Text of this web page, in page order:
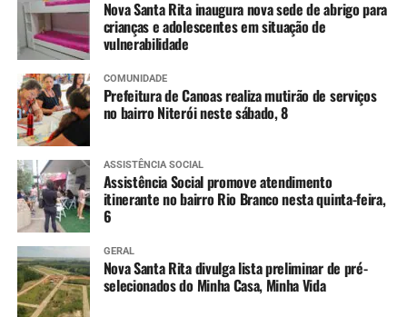
Nova Santa Rita inaugura nova sede de abrigo para
crianças e adolescentes em situação de
vulnerabilidade
COMUNIDADE
Prefeitura de Canoas realiza mutirão de serviços
no bairro Niterói neste sábado, 8
ASSISTÊNCIA SOCIAL
Assistência Social promove atendimento
itinerante no bairro Rio Branco nesta quinta-feira,
6
GERAL
Nova Santa Rita divulga lista preliminar de pré-
selecionados do Minha Casa, Minha Vida